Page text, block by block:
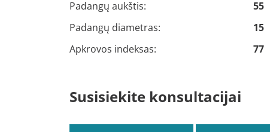
Padangų aukštis:
55
Padangų diametras:
15
Apkrovos indeksas:
77
Susisiekite konsultacijai